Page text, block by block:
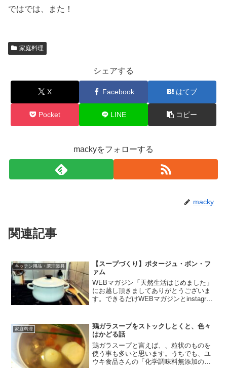
ではでは、また！
家庭料理
シェアする
X Facebook はてブ
Pocket LINE コピー
mackyをフォローする
macky
関連記事
キッチン用品・調理道具
【スープづくり】ポタージュ・ボン・フ
ァム
WEBマガジン「天然生活はじめました」
にお越し頂きましてありがとうございま
す。できるだけWEBマガジンとinstagram
スで更新していけたら良いな←希望で
す。（苦笑）...
家庭料理
鶏ガラスープをストックしとくと、色々
はかどる話
鶏ガラスープと言えば、、粒状のものを
使う事も多いと思います。うちでも、ユ
ウキ食品さんの「化学調味料無添加のガ